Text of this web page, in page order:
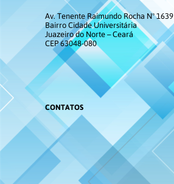
Av. Tenente Raimundo Rocha Nº 1639
Bairro Cidade Universitária
Juazeiro do Norte – Ceará
CEP 63048-080
CONTATOS